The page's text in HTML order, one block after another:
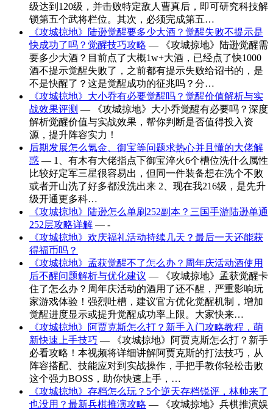
级达到120级，并击败特定敌人曹真后，即可研究科技解
锁第五个武将栏位。其次，必须完成第五…
《攻城掠地》陆逊觉醒要多少大酒？觉醒失败不提示是
快成功了吗？觉醒技巧攻略 — 《攻城掠地》陆逊觉醒需
要多少大酒？目前点了大概1w+大酒，已经点了快1000
酒不提示觉醒失败了，之前都有提示失败给诏书的，是
不是快醒了？这是觉醒成功的征兆吗？分…
《攻城掠地》大小乔有必要觉醒吗？觉醒价值解析与实
战效果评测 — 《攻城掠地》大小乔觉醒有必要吗？深度
解析觉醒价值与实战效果，帮你判断是否值得投入资
源，提升阵容实力！
后期发展怎么氪金、御宝等问题求热心并且懂的大佬解
惑 — 1、有木有大佬指点下御宝淬火6个槽位洗什么属性
比较好定军三星很容易出，但同一件装备想在洗个不败
或者开山洗了好多都没洗出来 2、现在我216级，是先升
级开通更多科…
《攻城掠地》陆逊怎么单刷252副本？三国手游陆逊单通
252层攻略详解 — -
《攻城掠地》欢庆福礼活动持续几天？最后一天还能获
得福币吗？
《攻城掠地》孟获觉醒不了怎么办？周年庆活动酒使用
后不醒问题解析与优化建议 — 《攻城掠地》孟获觉醒卡
住了怎么办？周年庆活动的酒用了还不醒，严重影响玩
家游戏体验！强烈吐槽，建议官方优化觉醒机制，增加
觉醒进度显示或提升觉醒成功率上限。大家快来…
《攻城掠地》阿贾克斯怎么打？新手入门攻略教程，萌
新快速上手技巧 — 《攻城掠地》阿贾克斯怎么打？新手
必看攻略！本视频将详细讲解阿贾克斯的打法技巧，从
阵容搭配、技能应对到实战操作，手把手教你轻松击败
这个强力BOSS，助你快速上手，…
《攻城掠地》存档怎么玩？5个逆天存档锐评，林帅来了
也没用？最新兵棋推演攻略 — 《攻城掠地》兵棋推演娱